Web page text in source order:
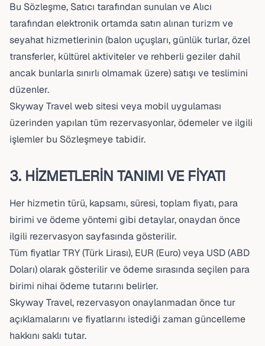
Bu Sözleşme, Satıcı tarafından sunulan ve Alıcı
tarafından elektronik ortamda satın alınan turizm ve
seyahat hizmetlerinin (balon uçuşları, günlük turlar, özel
transferler, kültürel aktiviteler ve rehberli geziler dahil
ancak bunlarla sınırlı olmamak üzere) satışı ve teslimini
düzenler.
Skyway Travel web sitesi veya mobil uygulaması
üzerinden yapılan tüm rezervasyonlar, ödemeler ve ilgili
işlemler bu Sözleşmeye tabidir.
3. HİZMETLERİN TANIMI VE FİYATI
Her hizmetin türü, kapsamı, süresi, toplam fiyatı, para
birimi ve ödeme yöntemi gibi detaylar, onaydan önce
ilgili rezervasyon sayfasında gösterilir.
Tüm fiyatlar TRY (Türk Lirası), EUR (Euro) veya USD (ABD
Doları) olarak gösterilir ve ödeme sırasında seçilen para
birimi nihai ödeme tutarını belirler.
Skyway Travel, rezervasyon onaylanmadan önce tur
açıklamalarını ve fiyatlarını istediği zaman güncelleme
hakkını saklı tutar.